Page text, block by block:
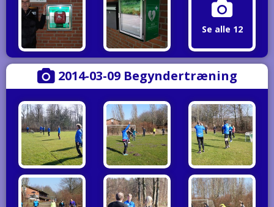
Se alle 12
2014-03-09 Begyndertræning